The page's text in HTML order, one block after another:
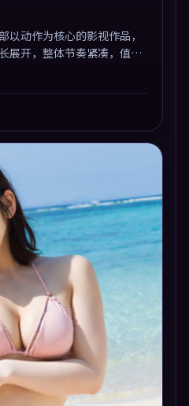
动作为核心的影视作品，
展开，整体节奏紧凑，值得